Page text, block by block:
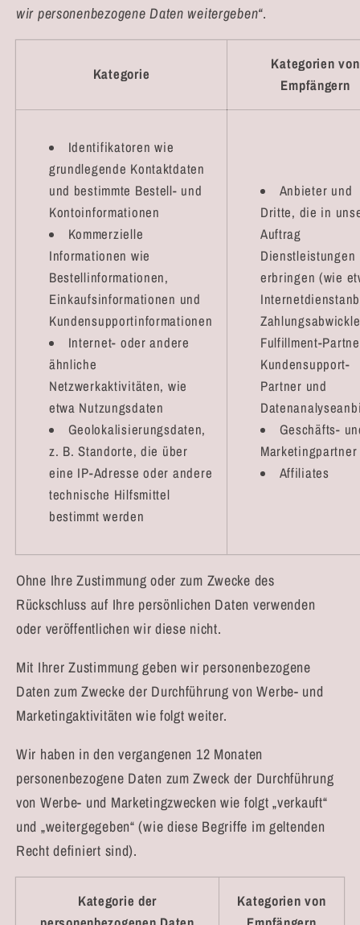
wir personenbezogene Daten weitergeben“.
Kategorie
Kategorien von
Empfängern
Identifikatoren wie
grundlegende Kontaktdaten
und bestimmte Bestell- und
Kontoinformationen
Kommerzielle
Informationen wie
Bestellinformationen,
Einkaufsinformationen und
Kundensupportinformationen
Internet- oder andere
ähnliche
Netzwerkaktivitäten, wie
etwa Nutzungsdaten
Geolokalisierungsdaten,
z. B. Standorte, die über
eine IP-Adresse oder andere
technische Hilfsmittel
bestimmt werden
Anbieter und
Dritte, die in
Auftrag
Dienstleistungen
erbringen (wie
Fulfillment-
Kundensupport-
Partner und
Geschäfts-
Marketingpartner
Affiliates
Ohne Ihre Zustimmung oder zum Zwecke des
Rückschluss auf Ihre persönlichen Daten verwenden
oder veröffentlichen wir diese nicht.
Mit Ihrer Zustimmung geben wir personenbezogene
Daten zum Zwecke der Durchführung von Werbe- und
Marketingaktivitäten wie folgt weiter.
Wir haben in den vergangenen 12 Monaten
personenbezogene Daten zum Zweck der Durchführung
von Werbe- und Marketingzwecken wie folgt „verkauft“
und „weitergegeben“ (wie diese Begriffe im geltenden
Recht definiert sind).
Kategorie der
Kategorien von